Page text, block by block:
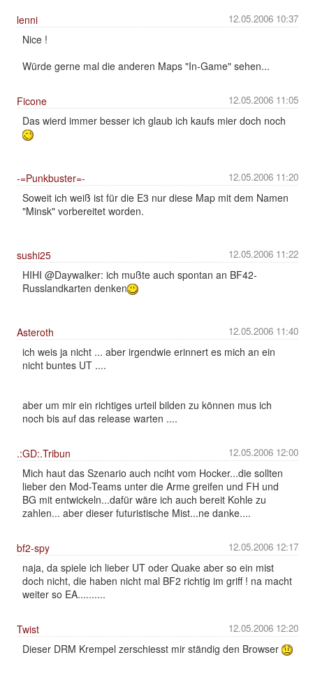
12.05.2006 10:37
lenni
Nice !
Würde gerne mal die anderen Maps "In-Game" sehen...
12.05.2006 11:05
Ficone
Das wierd immer besser ich glaub ich kaufs mier doch noch
12.05.2006 11:20
-=Punkbuster=-
Soweit ich weiß ist für die E3 nur diese Map mit dem Namen
"Minsk" vorbereitet worden.
12.05.2006 11:22
sushi25
HIHI @Daywalker: ich mußte auch spontan an BF42-
Russlandkarten denken
12.05.2006 11:40
Asteroth
ich weis ja nicht ... aber irgendwie erinnert es mich an ein
nicht buntes UT ....
aber um mir ein richtiges urteil bilden zu können mus ich
noch bis auf das release warten ....
12.05.2006 12:00
.:GD:.Tribun
Mich haut das Szenario auch nciht vom Hocker...die sollten
lieber den Mod-Teams unter die Arme greifen und FH und
BG mit entwickeln...dafür wäre ich auch bereit Kohle zu
zahlen... aber dieser futuristische Mist...ne danke....
12.05.2006 12:17
bf2-spy
naja, da spiele ich lieber UT oder Quake aber so ein mist
doch nicht, die haben nicht mal BF2 richtig im griff ! na macht
weiter so EA..........
12.05.2006 12:20
Twist
Dieser DRM Krempel zerschiesst mir ständig den Browser